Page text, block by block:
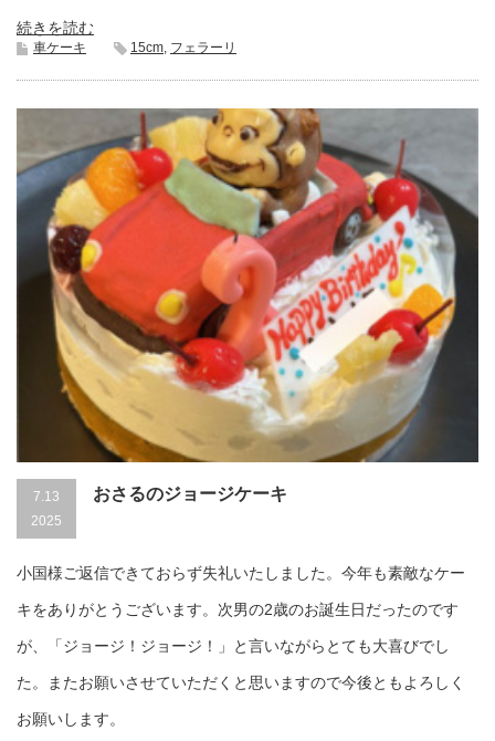
続きを読む
車ケーキ 15cm フェラーリ
7.13
2025
おさるのジョージケーキ
小国様ご返信できておらず失礼いたしました。今年も素敵なケー
キをありがとうございます。次男の2歳のお誕生日だったのです
が、「ジョージ！ジョージ！」と言いながらとても大喜びでし
た。またお願いさせていただくと思いますので今後ともよろしく
お願いします。